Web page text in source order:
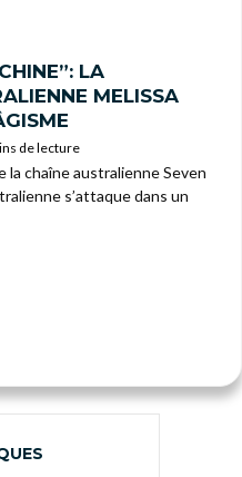
LA
MELISSA
de lecture
la chaîne australienne Seven
s’attaque dans un